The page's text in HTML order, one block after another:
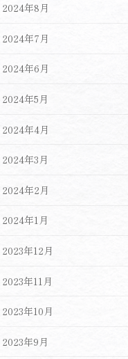
2024年8月
2024年7月
2024年6月
2024年5月
2024年4月
2024年3月
2024年2月
2024年1月
2023年12月
2023年11月
2023年10月
2023年9月